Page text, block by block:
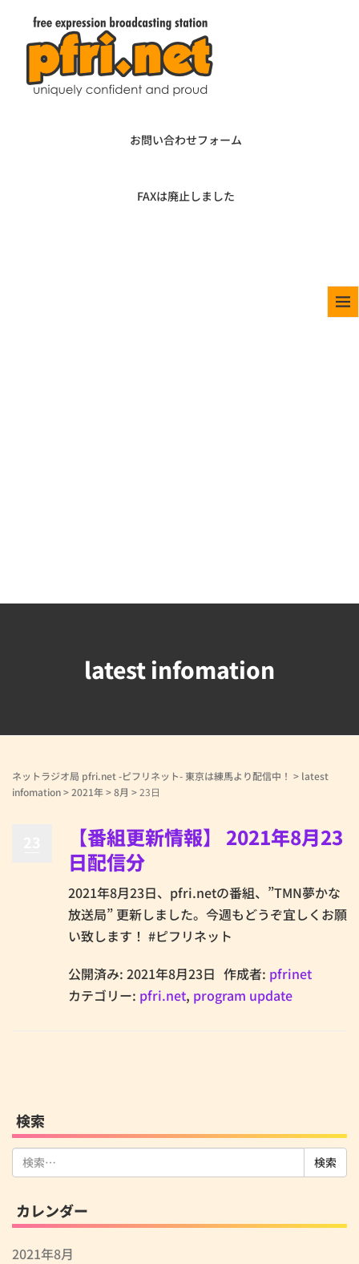
お問い合わせフォーム
FAXは廃止しました
latest infomation
ネットラジオ局 pfri.net -ピフリネット- 東京は練馬より配信中！ > latest
infomation>2021年>8月 >23日
【番組更新情報】 2021年8月23
日配信分
2021年8月23日、pfri.netの番組、”TMN夢かな
放送局” 更新しました。今週もどうぞ宜しくお願
い致します！ #ピフリネット
公開済み: 2021年8月23日 作成者: pfrinet
カテゴリー: pfri.net, program update
検索
検
索:
カレンダー
2021年8月